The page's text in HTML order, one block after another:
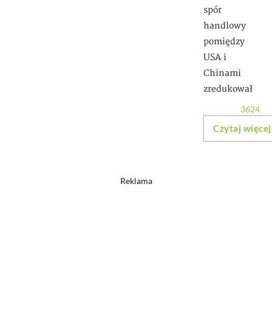
spór
handlowy
pomiędzy
USA i
Chinami
zredukował
3624
Czytaj więcej
Reklama